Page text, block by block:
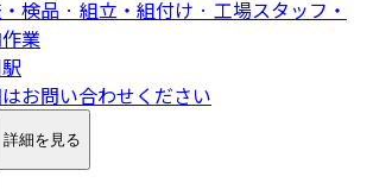
検品 · 組立・組付け · 工場スタッフ・
業
お問い合わせください
詳細を見る